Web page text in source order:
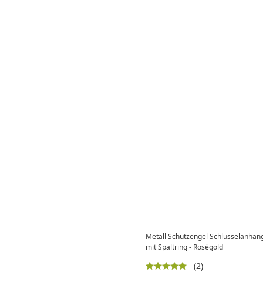
Metall Schutzengel
mit Spaltring - Roségold
(2)